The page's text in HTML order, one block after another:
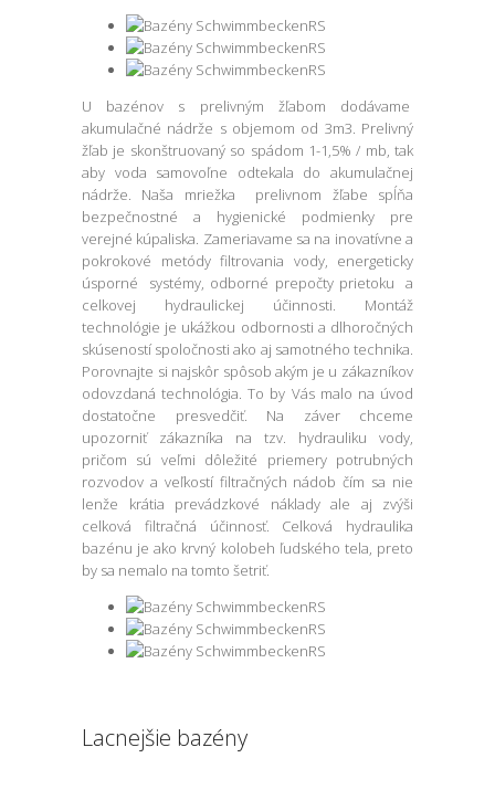
U bazénov s prelivným žľabom dodávame
akumulačné nádrže s objemom od 3m3. Prelivný
žľab je skonštruovaný so spádom 1-1,5% / mb, tak
aby voda samovoľne odtekala do akumulačnej
nádrže. Naša mriežka prelivnom žľabe spĺňa
bezpečnostné a hygienické podmienky pre
verejné kúpaliska. Zameriavame sa na inovatívne a
pokrokové metódy filtrovania vody, energeticky
úsporné systémy, odborné prepočty prietoku a
celkovej hydraulickej účinnosti. Montáž
technológie je ukážkou odbornosti a dlhoročných
skúseností spoločnosti ako aj samotného technika.
Porovnajte si najskôr spôsob akým je u zákazníkov
odovzdaná technológia. To by Vás malo na úvod
dostatočne presvedčiť. Na záver chceme
upozorniť zákazníka na tzv. hydrauliku vody,
pričom sú veľmi dôležité priemery potrubných
rozvodov a veľkostí filtračných nádob čím sa nie
lenže krátia prevádzkové náklady ale aj zvýši
celková filtračná účinnosť. Celková hydraulika
bazénu je ako krvný kolobeh ľudského tela, preto
by sa nemalo na tomto šetriť.
Lacnejšie bazény